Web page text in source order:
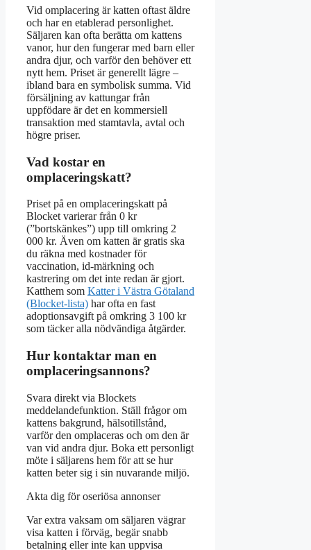
Vid omplacering är katten oftast äldre
och har en etablerad personlighet.
Säljaren kan ofta berätta om kattens
vanor, hur den fungerar med barn eller
andra djur, och varför den behöver ett
nytt hem. Priset är generellt lägre –
ibland bara en symbolisk summa. Vid
försäljning av kattungar från
uppfödare är det en kommersiell
transaktion med stamtavla, avtal och
högre priser.
Vad kostar en
omplaceringskatt?
Priset på en omplaceringskatt på
Blocket varierar från 0 kr
(”bortskänkes”) upp till omkring 2
000 kr. Även om katten är gratis ska
du räkna med kostnader för
vaccination, id-märkning och
kastrering om det inte redan är gjort.
Katthem som Katter i Västra Götaland
(Blocket-lista) har ofta en fast
adoptionsavgift på omkring 3 100 kr
som täcker alla nödvändiga åtgärder.
Hur kontaktar man en
omplaceringsannons?
Svara direkt via Blockets
meddelandefunktion. Ställ frågor om
kattens bakgrund, hälsotillstånd,
varför den omplaceras och om den är
van vid andra djur. Boka ett personligt
möte i säljarens hem för att se hur
katten beter sig i sin nuvarande miljö.
Akta dig för oseriösa annonser
Var extra vaksam om säljaren vägrar
visa katten i förväg, begär snabb
betalning eller inte kan uppvisa